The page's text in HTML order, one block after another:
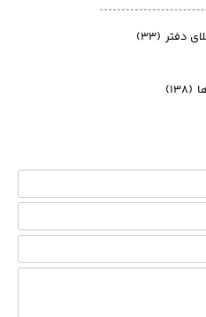
دفتر (۳۳)
(۱۳۸)